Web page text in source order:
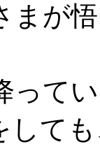
まが
って
して